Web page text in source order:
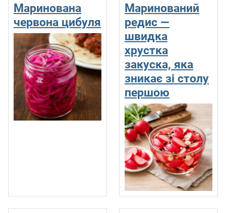
Маринована
червона цибуля
Маринований
редис —
швидка
хрустка
закуска, яка
зникає зі столу
першою